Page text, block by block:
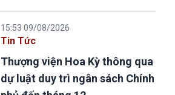
15:53 09/08/2026
Tin Tức
Thượng viện Hoa Kỳ thông qua
dự luật duy trì ngân sách Chính